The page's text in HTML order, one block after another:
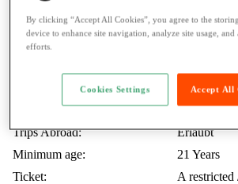
Included KM:
07.2026
Highway vignette:
available
Trips Abroad:
Erlaubt
Minimum age:
21 Years
Ticket:
A
By clicking “Accept All Cookies”, you agree to the
device to enhance site navigation, analyze site usage,
efforts.
Accept All
Cookies Settings